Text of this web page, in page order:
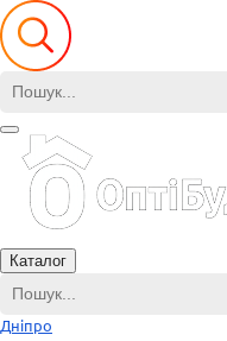
Каталог
Дніпро